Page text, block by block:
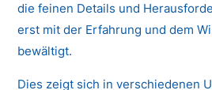
die feinen Details und
erst mit der Erfahrung und dem
bewältigt.
Dies zeigt sich in verschiedenen